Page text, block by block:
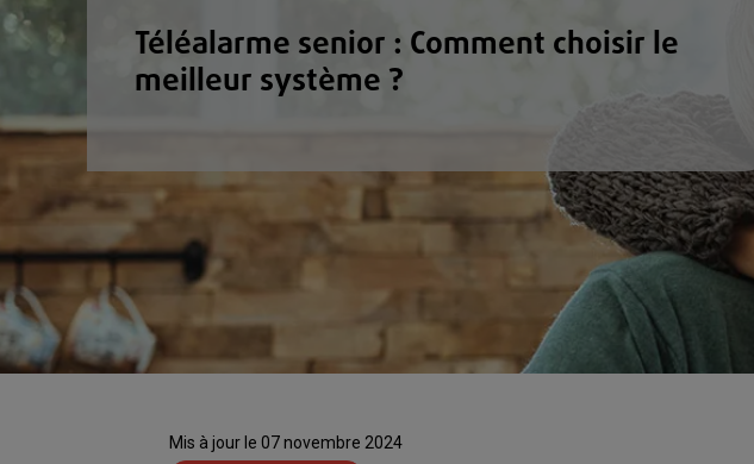
Téléalarme senior : Comment choisir le
meilleur système ?
Mis à jour le 07 novembre 2024